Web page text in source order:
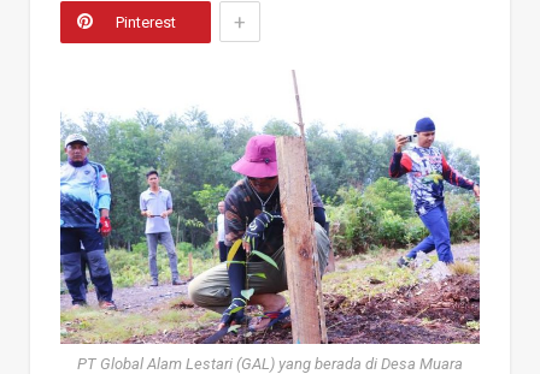
Pinterest +
PT Global Alam Lestari (GAL) yang berada di Desa Muara